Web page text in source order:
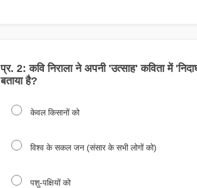
प्र. 2: कवि निराला ने अपनी 'उत्साह' कविता में
बताया है?
केवल किसानों को
विश्व के सकल जन (संसार के सभी लोगों को)
पशु-पक्षियों को